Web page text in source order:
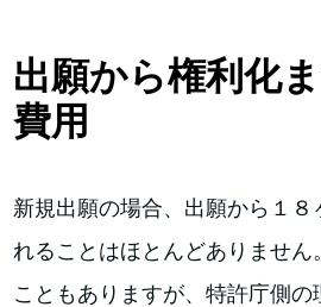
出願から権利化
費用
新規出願の場合、出願から１８
れることはほとんどありません
こともありますが、特許庁側